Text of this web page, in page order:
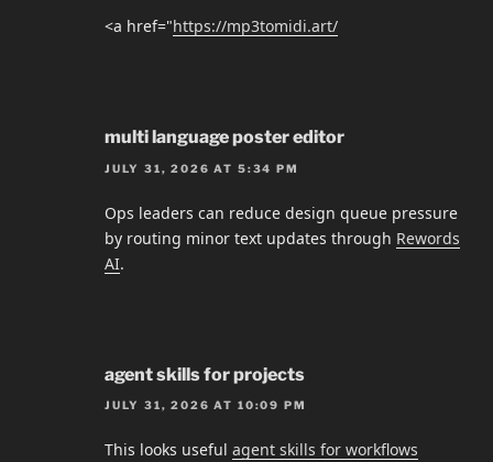
<a href="https://mp3tomidi.art/
multi language poster editor
JULY 31, 2026 AT 5:34 PM
Ops leaders can reduce design queue pressure
by routing minor text updates through Rewords
AI.
agent skills for projects
JULY 31, 2026 AT 10:09 PM
This looks useful agent skills for workflows